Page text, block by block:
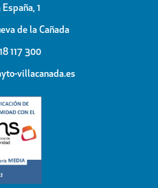
1
de la Cañada
117 300
villacanada.es